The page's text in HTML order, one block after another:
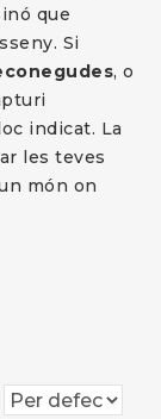
que
Si
, o
indicat. La
les teves
món on